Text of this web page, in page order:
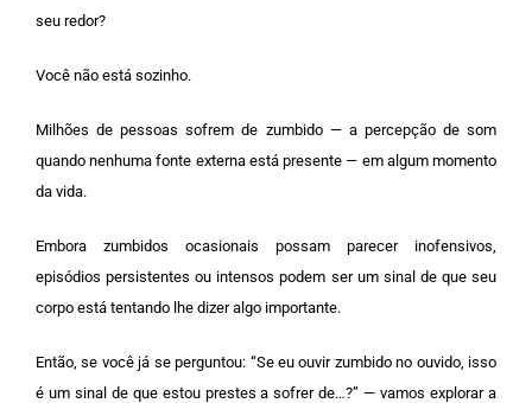
seu redor?
Você não está sozinho.
Milhões de pessoas sofrem de zumbido — a percepção de som
quando nenhuma fonte externa está presente — em algum momento
da vida.
Embora zumbidos ocasionais possam parecer inofensivos,
episódios persistentes ou intensos podem ser um sinal de que seu
corpo está tentando lhe dizer algo importante.
Então, se você já se perguntou: “Se eu ouvir zumbido no ouvido, isso
é um sinal de que estou prestes a sofrer de…?” — vamos explorar a